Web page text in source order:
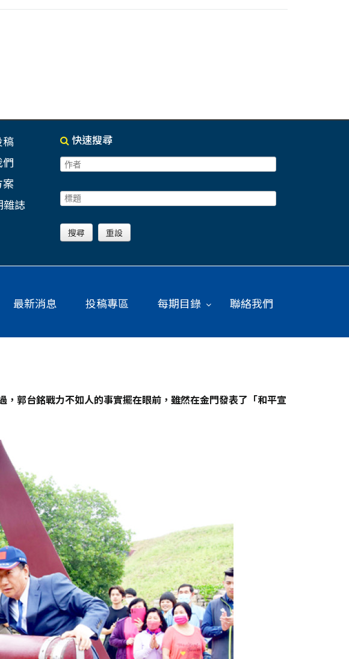
稿
雜誌
快速搜尋
最新消息 投稿專區 每期目錄 聯絡我們
郭台銘戰力不如人的事實擺在眼前，雖然在金門發表了「和平宣